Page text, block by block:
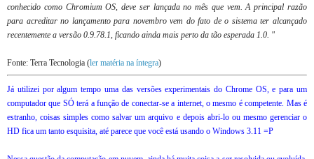
conhecido como Chromium OS, deve ser lançada no mês que vem. A principal razão
para acreditar no lançamento para novembro vem do fato de o sistema ter alcançado
recentemente a versão 0.9.78.1, ficando ainda mais perto da tão esperada 1.0. "
Fonte: Terra Tecnologia (ler matéria na íntegra)
Já utilizei por algum tempo uma das versões experimentais do Chrome OS, e para um
computador que SÓ terá a função de conectar-se a internet, o mesmo é competente. Mas é
estranho, coisas simples como salvar um arquivo e depois abri-lo ou mesmo gerenciar o
HD fica um tanto esquisita, até parece que você está usando o Windows 3.11 =P